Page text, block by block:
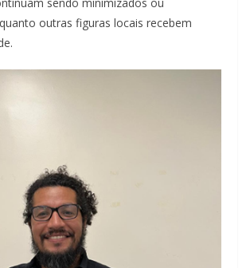
outras figuras locais recebem